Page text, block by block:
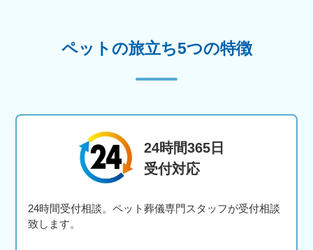
ペットの旅立ち5つの特徴
24時間365日
受付対応
24時間受付相談。ペット葬儀専門スタッフが受付相談
致します。